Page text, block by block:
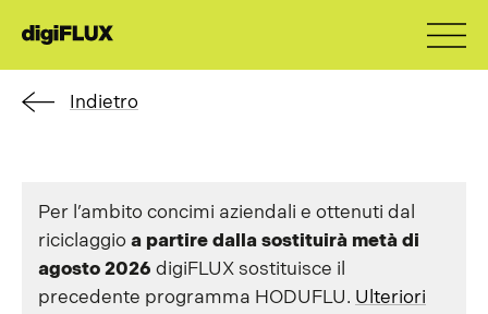
Indietro
Per l’ambito concimi aziendali e ottenuti dal
riciclaggio a partire dalla sostituirà metà di
agosto 2026 digiFLUX sostituisce il
precedente programma HODUFLU. Ulteriori